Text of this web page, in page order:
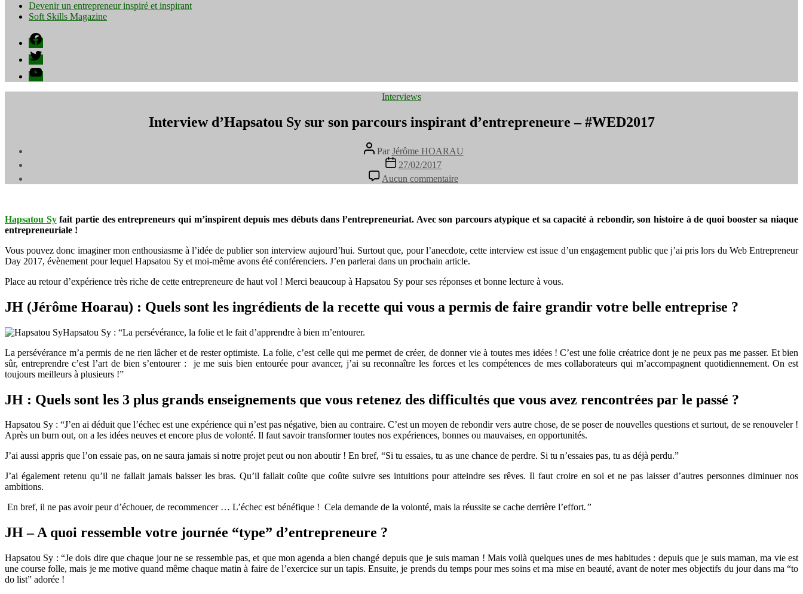
Devenir un entrepreneur inspiré et inspirant
Soft Skills Magazine
Facebook
Twitter
YouTube
Catégories
Interviews
Interview d’Hapsatou Sy sur son parcours inspirant d’entrepreneure – #WED2017
Auteur
de
l’article
Par Jérôme HOARAU
Date
l’article
27/02/2017
Aucun commentaire
Interview
sur
inspirant
d’entrepreneure
#WED2017
Hapsatou Syfait partie des entrepreneurs qui m’inspirent depuis mes débuts dans l’entrepreneuriat. Avec son parcours atypique et sa capacité à rebondir, son histoire à de quoi booster sa niaque
entrepreneuriale !
Vous pouvez donc imaginer mon enthousiasme à l’idée de publier son interview aujourd’hui. Surtout que, pour l’anecdote, cette interview est issue d’un engagement public que j’ai pris lors du Web Entrepreneur
Day 2017, évènement pour lequel Hapsatou Sy et moi-même avons été conférenciers. J’en parlerai dans un prochain article.
Place au retour d’expérience très riche de cette entrepreneure de haut vol ! Merci beaucoup à Hapsatou Sy pour ses réponses et bonne lecture à vous.
JH (Jérôme Hoarau) : Quels sont les ingrédients de la recette qui vous a permis de faire grandir votre belle entreprise ?
Hapsatou Sy : “La persévérance, la folie et le fait d’apprendre à bien m’entourer.
La persévérance m’a permis de ne rien lâcher et de rester optimiste. La folie, c’est celle qui me permet de créer, de donner vie à toutes mes idées ! C’est une folie créatrice dont je ne peux pas me passer. Et bien
sûr, entreprendre c’est l’art de bien s’entourer : je me suis bien entourée pour avancer, j’ai su reconnaître les forces et les compétences de mes collaborateurs qui m’accompagnent quotidiennement. On est
toujours meilleurs à plusieurs !”
JH : Quels sont les 3 plus grands enseignements que vous retenez des difficultés que vous avez rencontrées par le passé ?
Hapsatou Sy : “J’en ai déduit que l’échec est une expérience qui n’est pas négative, bien au contraire. C’est un moyen de rebondir vers autre chose, de se poser de nouvelles questions et surtout, de se renouveler !
Après un burn out, on a les idées neuves et encore plus de volonté. Il faut savoir transformer toutes nos expériences, bonnes ou mauvaises, en opportunités.
J’ai aussi appris que l’on essaie pas, on ne saura jamais si notre projet peut ou non aboutir ! En bref, “Si tu essaies, tu as une chance de perdre. Si tu n’essaies pas, tu as déjà perdu.”
J’ai également retenu qu’il ne fallait jamais baisser les bras. Qu’il fallait coûte que coûte suivre ses intuitions pour atteindre ses rêves. Il faut croire en soi et ne pas laisser d’autres personnes diminuer nos
ambitions.
En bref, il ne pas avoir peur d’échouer, de recommencer … L’échec est bénéfique ! Cela demande de la volonté, mais la réussite se cache derrière l’effort.”
JH – A quoi ressemble votre journée “type” d’entrepreneure ?
Hapsatou Sy : “Je dois dire que chaque jour ne se ressemble pas, et que mon agenda a bien changé depuis que je suis maman ! Mais voilà quelques unes de mes habitudes : depuis que je suis maman, ma vie est
une course folle, mais je me motive quand même chaque matin à faire de l’exercice sur un tapis. Ensuite, je prends du temps pour mes soins et ma mise en beauté, avant de noter mes objectifs du jour dans ma “to
do list” adorée !